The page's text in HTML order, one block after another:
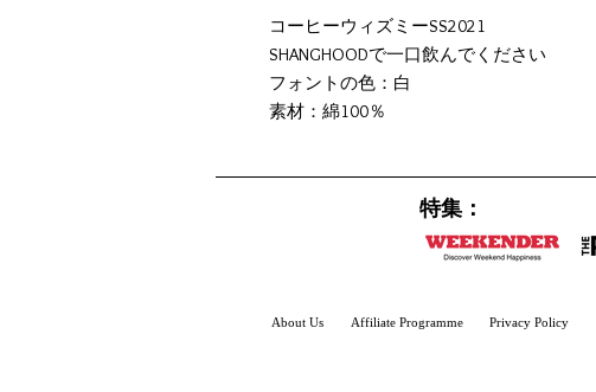
コーヒーウィズミーSS2021
SHANGHOODで一口飲んでください
フォントの色：白
素材：綿100％
特集：
Affiliate Programme
About Us Privacy Policy